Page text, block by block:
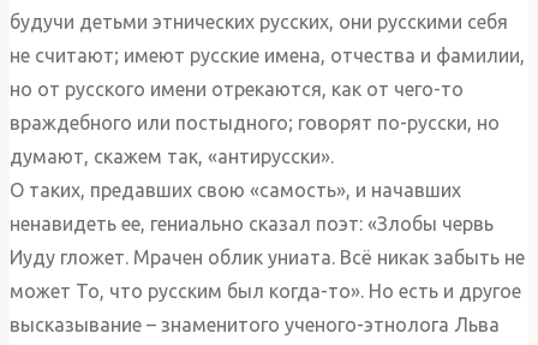
будучи детьми этнических русских, они русскими себя
не считают; имеют русские имена, отчества и фамилии,
но от русского имени отрекаются, как от чего-то
враждебного или постыдного; говорят по-русски, но
думают, скажем так, «антирусски».
О таких, предавших свою «самость», и начавших
ненавидеть ее, гениально сказал поэт: «Злобы червь
Иуду гложет. Мрачен облик униата. Всё никак забыть не
может То, что русским был когда-то». Но есть и другое
высказывание – знаменитого ученого-этнолога Льва